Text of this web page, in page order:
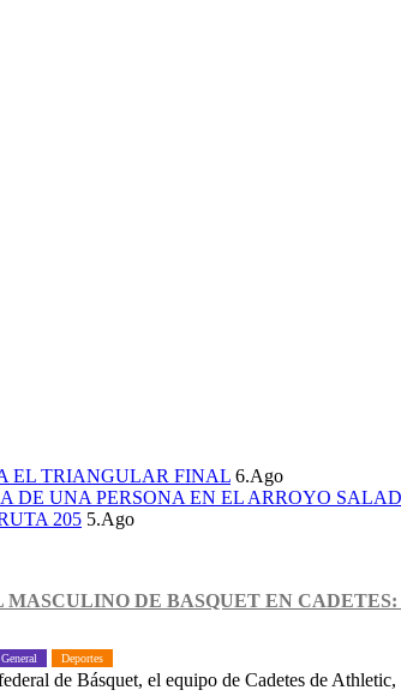
EL TRIANGULAR FINAL 6.Ago
DE UNA PERSONA EN EL ARROYO
205 5.Ago
MASCULINO DE BASQUET EN
Deportes
de Básquet, el equipo de Cadetes de